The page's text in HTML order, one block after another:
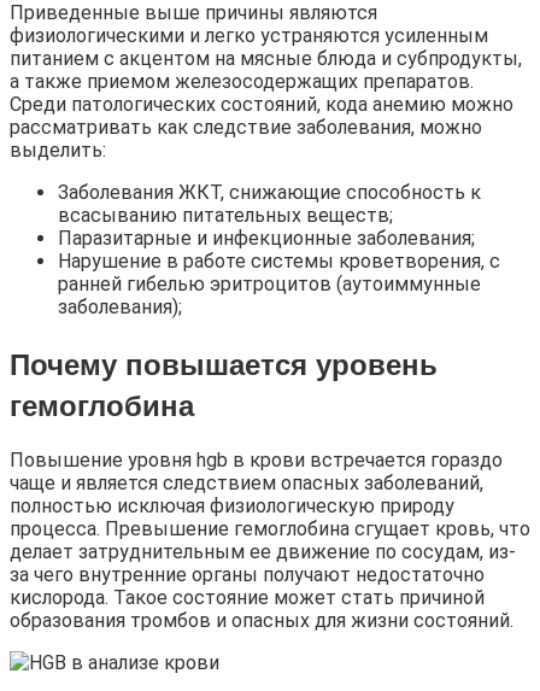
Приведенные выше причины являются
физиологическими и легко устраняются усиленным
питанием с акцентом на мясные блюда и субпродукты,
а также приемом железосодержащих препаратов.
Среди патологических состояний, кода анемию можно
рассматривать как следствие заболевания, можно
выделить:
Заболевания ЖКТ, снижающие способность к
всасыванию питательных веществ;
Паразитарные и инфекционные заболевания;
Нарушение в работе системы кроветворения, с
ранней гибелью эритроцитов (аутоиммунные
заболевания);
Почему повышается уровень
гемоглобина
Повышение уровня hgb в крови встречается гораздо
чаще и является следствием опасных заболеваний,
полностью исключая физиологическую природу
процесса. Превышение гемоглобина сгущает кровь, что
делает затруднительным ее движение по сосудам, из-
за чего внутренние органы получают недостаточно
кислорода. Такое состояние может стать причиной
образования тромбов и опасных для жизни состояний.